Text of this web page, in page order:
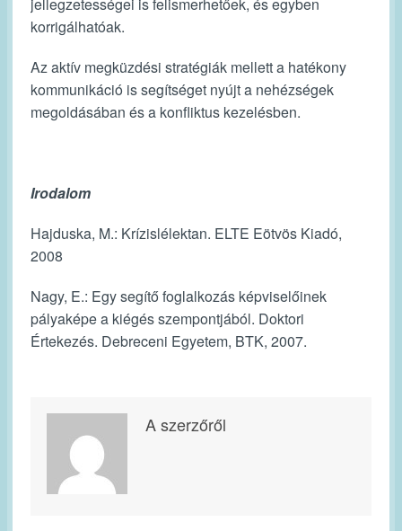
jellegzetességei is felismerhetőek, és egyben
korrigálhatóak.
Az aktív megküzdési stratégiák mellett a hatékony
kommunikáció is segítséget nyújt a nehézségek
megoldásában és a konfliktus kezelésben.
Irodalom
Hajduska, M.: Krízislélektan. ELTE Eötvös Kiadó,
2008
Nagy, E.: Egy segítő foglalkozás képviselőinek
pályaképe a kiégés szempontjából. Doktori
Értekezés. Debreceni Egyetem, BTK, 2007.
A szerzőről